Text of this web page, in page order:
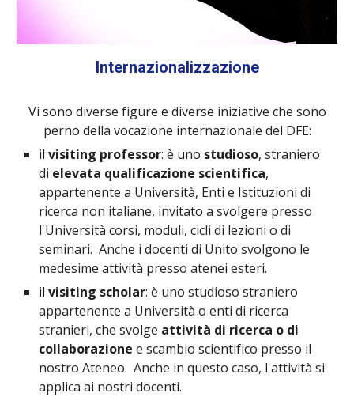
Internazionalizzazione
Vi sono diverse figure e diverse iniziative che sono
perno della vocazione internazionale del DFE:
il visiting professor: è uno studioso, straniero
di elevata qualificazione scientifica,
appartenente a Università, Enti e Istituzioni di
ricerca non italiane, invitato a svolgere presso
l'Università corsi, moduli, cicli di lezioni o di
seminari. Anche i docenti di Unito svolgono le
medesime attività presso atenei esteri.
ilvisiting scholar: è uno studioso straniero
appartenente a Università o enti di ricerca
stranieri, che svolge attività di ricerca o di
collaborazione e scambio scientifico presso il
nostro Ateneo. Anche in questo caso, l'attività si
applica ai nostri docenti.